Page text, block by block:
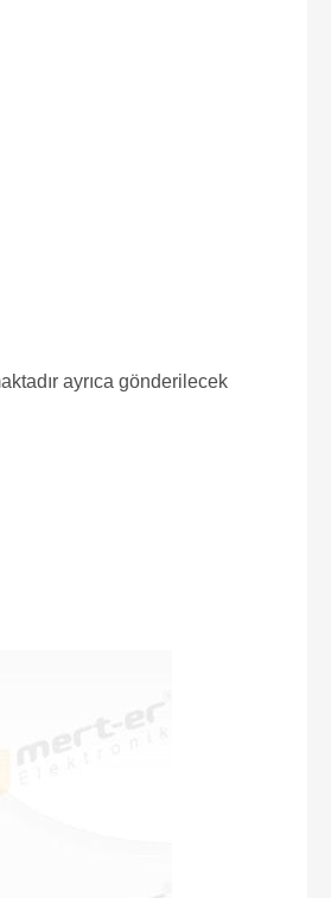
ayrıca gönderilecek